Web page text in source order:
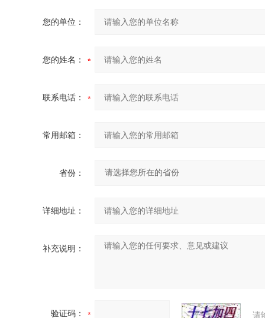
您的单位：
您的姓名：
联系电话：
常用邮箱：
省份：
详细地址：
补充说明：
验证码： 请